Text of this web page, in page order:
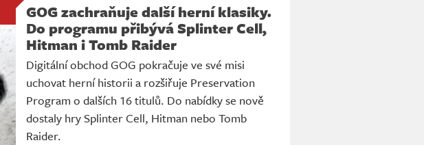
GOG zachraňuje další herní klasiky.
Do programu přibývá Splinter Cell,
Hitman i Tomb Raider
Digitální obchod GOG pokračuje ve své misi
uchovat herní historii a rozšiřuje Preservation
Program o dalších 16 titulů. Do nabídky se nově
dostaly hry Splinter Cell, Hitman nebo Tomb
Raider.